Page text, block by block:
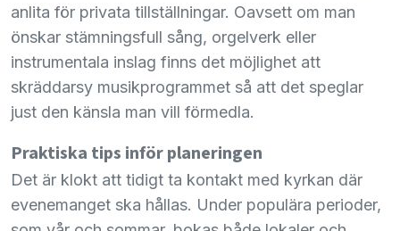
anlita för privata tillställningar. Oavsett om man
önskar stämningsfull sång, orgelverk eller
instrumentala inslag finns det möjlighet att
skräddarsy musikprogrammet så att det speglar
just den känsla man vill förmedla.
Praktiska tips inför planeringen
Det är klokt att tidigt ta kontakt med kyrkan där
evenemanget ska hållas. Under populära perioder,